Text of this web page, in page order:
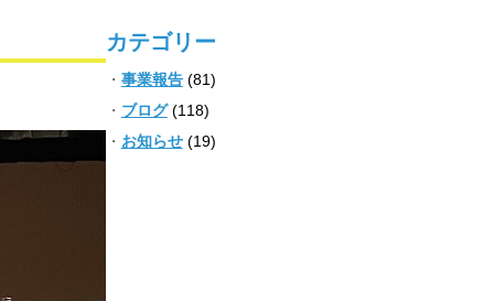
カテゴリー
事業報告(81)
ブログ(118)
お知らせ(19)